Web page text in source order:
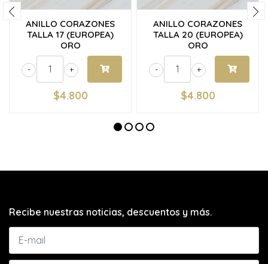
ANILLO CORAZONES
TALLA 17 (EUROPEA)
ORO
+
-
$4.800
ANILLO CORAZONES
TALLA 20 (EUROPEA)
ORO
+
-
$4.800
Recibe nuestras noticias, descuentos y más.